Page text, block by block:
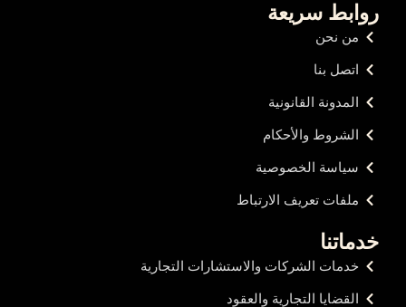
روابط سريعة
من نحن
اتصل بنا
المدونة القانونية
الشروط والأحكام
سياسة الخصوصية
ملفات تعريف الارتباط
خدماتنا
خدمات الشركات والاستشارات التجارية
القضايا التجارية والعقود